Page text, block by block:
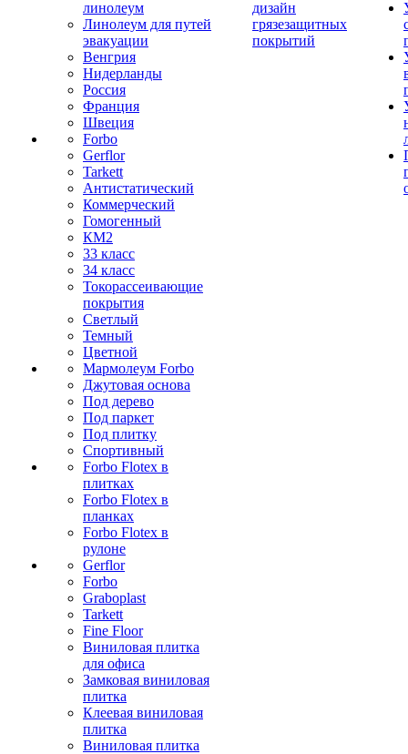
линолеум
Линолеум для путей
эвакуации
Венгрия
Нидерланды
Россия
Франция
Швеция
Forbo
Gerflor
Tarkett
Антистатический
Коммерческий
Гомогенный
КМ2
33 класс
34 класс
Токорассеивающие
покрытия
Светлый
Темный
Цветной
Мармолеум Forbo
Джутовая основа
Под дерево
Под паркет
Под плитку
Спортивный
Forbo Flotex в
плитках
Forbo Flotex в
планках
Forbo Flotex в
рулоне
Gerflor
Forbo
Graboplast
Tarkett
Fine Floor
Виниловая плитка
для офиса
Замковая виниловая
плитка
Клеевая виниловая
плитка
Виниловая плитка
дизайн
грязезащитных
покрытий